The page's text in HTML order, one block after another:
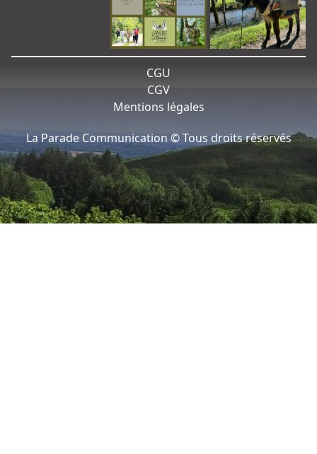
CGU
CGV
Mentions légales
La Parade Communication © Tous droits réservés